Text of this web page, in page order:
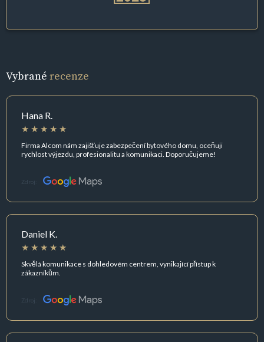
Vybrané recenze
Hana R.
Firma Alcom nám zajišťuje zabezpečení bytového domu, oceňuji
rychlost výjezdu, profesionalitu a komunikaci. Doporučujeme!
Zdroj:
Daniel K.
Skvělá komunikace s dohledovém centrem, vynikající přístup k
zákazníkům.
Zdroj: